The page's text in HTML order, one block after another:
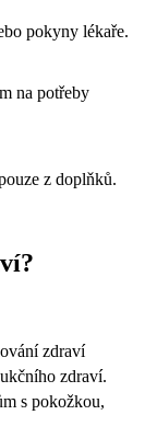
pokyny lékaře.
na potřeby
z doplňků.
zdraví
zdraví.
s pokožkou,